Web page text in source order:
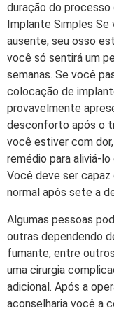
duração do
Implante Simples
ausente, seu osso
você só sentirá um
semanas. Se você
colocação de
provavelmente
desconforto após o
você estiver com
remédio para aliviá-
Você deve ser
normal após sete a
Algumas pessoas
outras dependendo
fumante, entre
uma cirurgia
adicional. Após a
aconselharia você a